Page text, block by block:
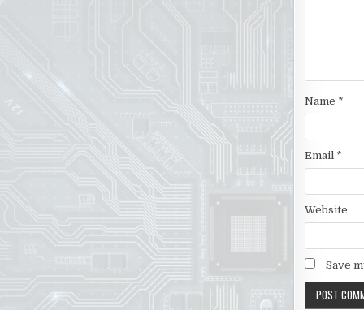
Name *
Email *
Website
Save